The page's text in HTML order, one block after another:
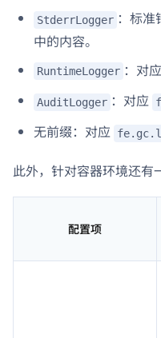
StderrLogger ：标
中的内容。
RuntimeLogger ：对应
AuditLogger ：对应
无前缀：对应
此外，针对容器环境还有
配置项